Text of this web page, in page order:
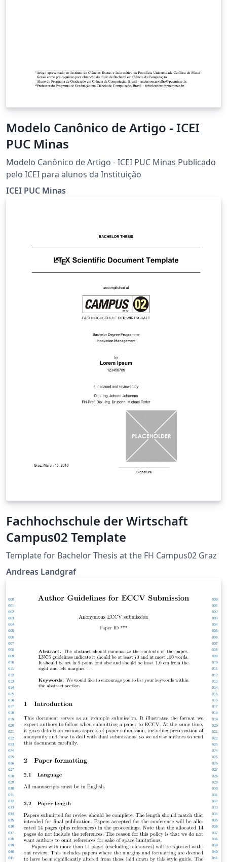
Modelo Canônico de Artigo - ICEI
PUC Minas
Modelo Canônico de Artigo - ICEI PUC Minas Publicado
pelo ICEI para alunos da Instituição
ICEI PUC Minas
Fachhochschule der Wirtschaft
Campus02 Template
Template for Bachelor Thesis at the FH Campus02 Graz
Andreas Landgraf